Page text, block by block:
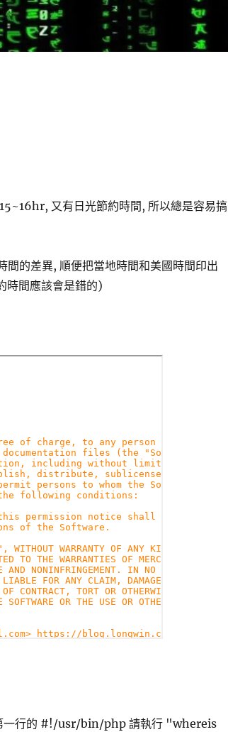
又有日光節約時間, 所以總是容易搞
間的差異, 順便把當地時間和美國時間印出
時間應該會是錯的)
一行的 #!/usr/bin/php 請執行 "whereis